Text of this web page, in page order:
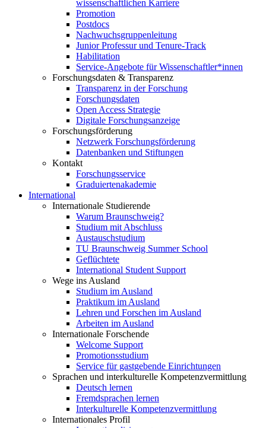
wissenschaftlichen Karriere
Promotion
Postdocs
Nachwuchsgruppenleitung
Junior Professur und Tenure-Track
Habilitation
Service-Angebote für Wissenschaftler*innen
Forschungsdaten & Transparenz
Transparenz in der Forschung
Forschungsdaten
Open Access Strategie
Digitale Forschungsanzeige
Forschungsförderung
Netzwerk Forschungsförderung
Datenbanken und Stiftungen
Kontakt
Forschungsservice
Graduiertenakademie
International
Internationale Studierende
Warum Braunschweig?
Studium mit Abschluss
Austauschstudium
TU Braunschweig Summer School
Geflüchtete
International Student Support
Wege ins Ausland
Studium im Ausland
Praktikum im Ausland
Lehren und Forschen im Ausland
Arbeiten im Ausland
Internationale Forschende
Welcome Support
Promotionsstudium
Service für gastgebende Einrichtungen
Sprachen und interkulturelle Kompetenzvermittlung
Deutsch lernen
Fremdsprachen lernen
Interkulturelle Kompetenzvermittlung
Internationales Profil